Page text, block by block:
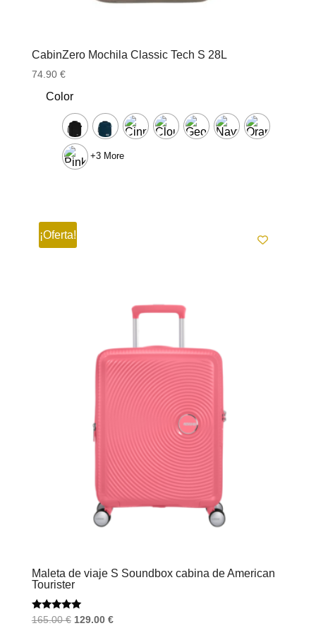
CabinZero Mochila Classic Tech S 28L
74.90 €
Color
+3 More
¡Oferta!
Maleta de viaje S Soundbox cabina de American
Tourister
Valorado
165.00€ El
129.00 €El